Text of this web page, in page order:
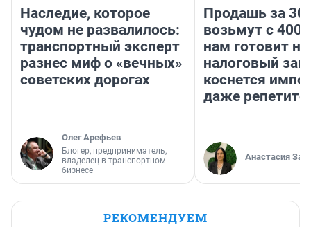
Наследие, которое
чудом не развалилось:
транспортный эксперт
разнес миф о «вечных»
советских дорогах
Олег Арефьев
Блогер, предприниматель,
владелец в транспортном
бизнесе
Продашь за
возьмут с
нам готовит
налоговый
коснется
даже
Анастасия
РЕКОМЕНДУЕМ